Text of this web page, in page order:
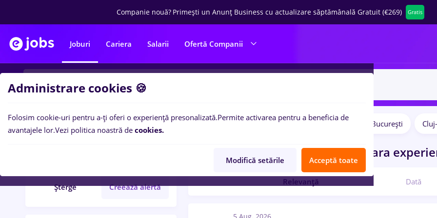
Companie nouă? Primești un Anunț Business cu actualizare săptămânală Gratuit (€269) Gratis
Joburi Cariera Salarii Ofertă Companii
Filtre
Șterge Creează alertă
București
sitepentruFara
Relevanță Dată
Administrare cookies 🍪
Folosim cookie-uri pentru a-ți oferi o experiență presonalizată.Permite activarea pentru a beneficia de
avantajele lor.Vezi politica noastră de cookies.
Modifică setările Acceptă toate